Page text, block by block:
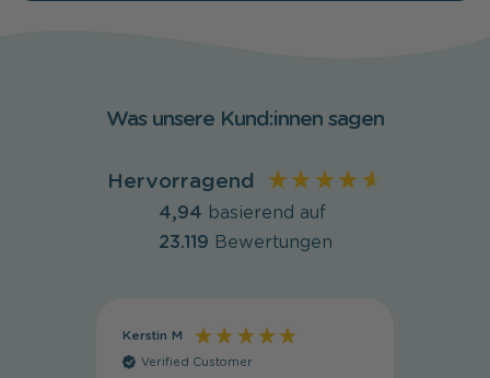
Was unsere Kund:innen sagen
Hervorragend
4,94 basierend auf
23.119 Bewertungen
Kerstin M
Verified Customer